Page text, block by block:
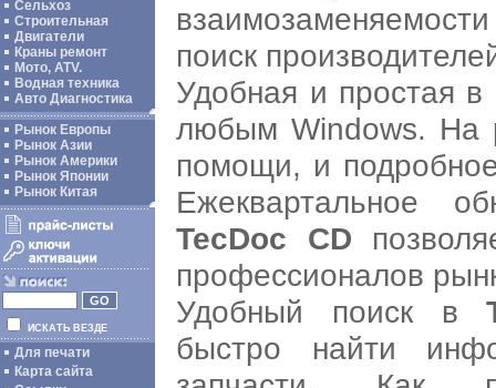
Сельхоз
Строительная
Двигатели
Краны ремонт
Мото, ATV.
Водная техника
Авто Диагностика
Рынок Европы
Рынок Азии
Рынок Америки
Рынок Японии
Рынок Китая
ИСКАТЬ ВЕЗДЕ
Для печати
Карта сайта
поиск
Удобная и простая в
любым Windows. На
помощи, и
Ежеквартальное
TecDoc CD
профессионалов
Удобный поиск в
быстро найти